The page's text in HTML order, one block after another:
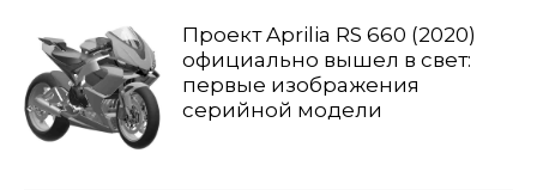
Проект Aprilia RS 660 (2020)
официально вышел в свет:
первые изображения
серийной модели